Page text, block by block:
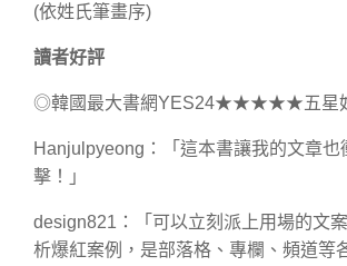
(依姓氏筆畫序)
讀者好評
◎韓國最大書網YES24★★★★★五星
Hanjulpyeong：「這本書讓我的文章也
擊！」
design821：「可以立刻派上用場的文
析爆紅案例，是部落格、專欄、頻道等